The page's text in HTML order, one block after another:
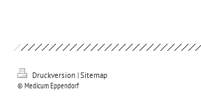
Druckversion |Sitemap
© Medicum Eppendorf